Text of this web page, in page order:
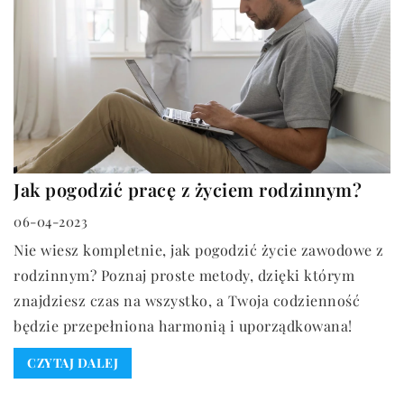
Jak pogodzić pracę z życiem rodzinnym?
06-04-2023
Nie wiesz kompletnie, jak pogodzić życie zawodowe z
rodzinnym? Poznaj proste metody, dzięki którym
znajdziesz czas na wszystko, a Twoja codzienność
będzie przepełniona harmonią i uporządkowana!
CZYTAJ DALEJ